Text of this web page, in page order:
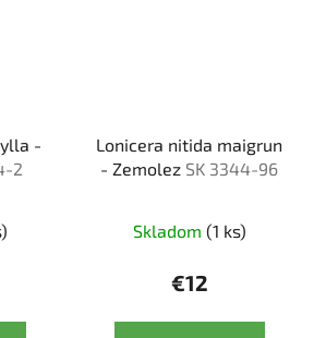
-
2
Lonicera nitida maigrun
- Zemolez SK 3344-96
Skladom (1 ks)
€12